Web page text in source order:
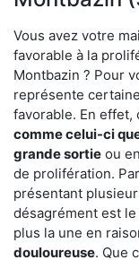
Vous avez votre
favorable à la
Montbazin ? Pour
représente
favorable. En effet,
comme celui-ci
grande sortie ou
de prolifération.
présentant
désagrément est
plus la une en
douloureuse. Que